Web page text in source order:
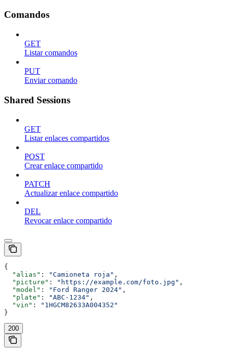
Comandos
GET
Listar comandos
PUT
Enviar comando
Shared Sessions
GET
Listar enlaces compartidos
POST
Crear enlace compartido
PATCH
Actualizar enlace compartido
DEL
Revocar enlace compartido
{
  "alias"
: "Camioneta roja" ,
  "picture"
: "https://example.com/foto.jpg" ,
  "model"
: "Ford Ranger 2024" ,
  "plate"
: "ABC-1234" ,
  "vin"
:
"1HGCM82633A004352"
}
200